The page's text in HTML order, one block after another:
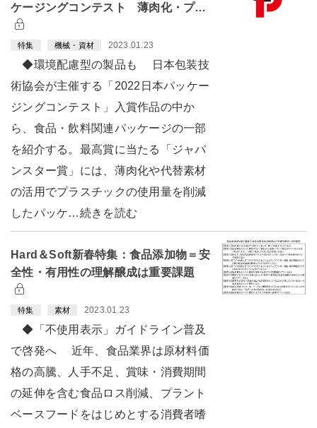
ケージングコンテスト 薄肉化・プ…
特集 機械・資材 2023.01.23
◆環境配慮型の製品も 日本包装技
術協会が主催する「2022日本パッケー
ジングコンテスト」入賞作品の中か
ら、食品・飲料関連パッケージの一部
を紹介する。最高賞に当たる「ジャパ
ンスター賞」には、薄肉化や代替素材
の活用でプラスチックの使用量を削減
したパッケ…続きを読む
Hard＆Soft新春特集：食品添加物＝安
全性・有用性の理解醸成は重要課題
特集 素材 2023.01.23
◆「不使用表示」ガイドライン普及
で啓発へ 近年、食品業界は原材料価
格の高騰、人手不足、賞味・消費期間
の延伸を含む食品ロス削減、プラント
ベースフードをはじめとする消費者嗜